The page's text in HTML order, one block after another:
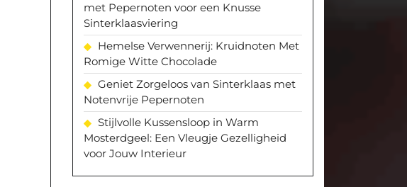
met Pepernoten voor een Knusse
Sinterklaasviering
Hemelse Verwennerij: Kruidnoten Met
Romige Witte Chocolade
Geniet Zorgeloos van Sinterklaas met
Notenvrije Pepernoten
Stijlvolle Kussensloop in Warm
Mosterdgeel: Een Vleugje Gezelligheid
voor Jouw Interieur